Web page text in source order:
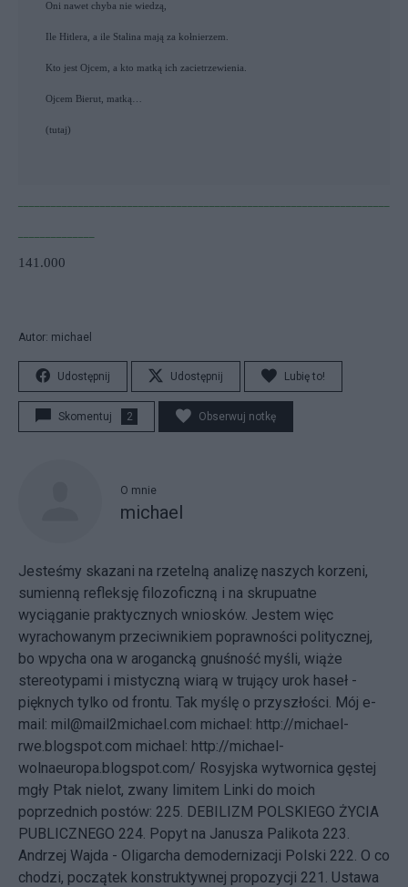
Oni nawet chyba nie wiedzą,
Ile Hitlera, a ile Stalina mają za kołnierzem.
Kto jest Ojcem, a kto matką ich zacietrzewienia.
Ojcem Bierut, matką…
(tutaj)
141.000
Autor: michael
Udostępnij Udostępnij Lubię to!
Skomentuj 2 Obserwuj notkę
O mnie
michael
Jesteśmy skazani na rzetelną analizę naszych korzeni,
sumienną refleksję filozoficzną i na skrupuatne
wyciąganie praktycznych wniosków. Jestem więc
wyrachowanym przeciwnikiem poprawności politycznej,
bo wpycha ona w arogancką gnuśność myśli, wiąże
stereotypami i mistyczną wiarą w trujący urok haseł -
pięknych tylko od frontu. Tak myślę o przyszłości. Mój e-
mail: mil@mail2michael.com michael: http://michael-
rwe.blogspot.com michael: http://michael-
wolnaeuropa.blogspot.com/ Rosyjska wytwornica gęstej
mgły Ptak nielot, zwany limitem Linki do moich
poprzednich postów: 225. DEBILIZM POLSKIEGO ŻYCIA
PUBLICZNEGO 224. Popyt na Janusza Palikota 223.
Andrzej Wajda - Oligarcha demodernizacji Polski 222. O co
chodzi, początek konstruktywnej propozycji 221. Ustawa